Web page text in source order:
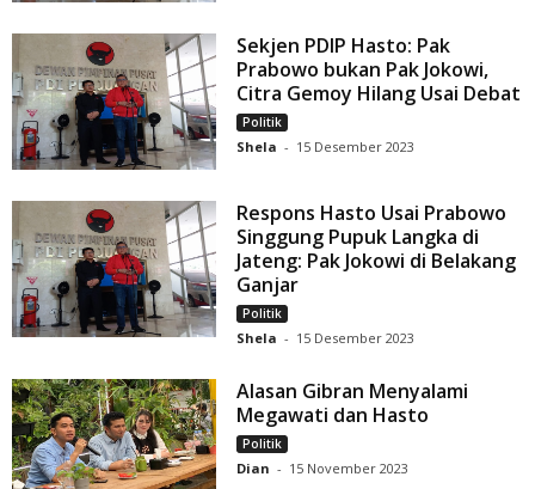
Sekjen PDIP Hasto: Pak
Prabowo bukan Pak Jokowi,
Citra Gemoy Hilang Usai Debat
Politik
Shela - 15 Desember 2023
Respons Hasto Usai Prabowo
Singgung Pupuk Langka di
Jateng: Pak Jokowi di Belakang
Ganjar
Politik
Shela - 15 Desember 2023
Alasan Gibran Menyalami
Megawati dan Hasto
Politik
Dian - 15 November 2023